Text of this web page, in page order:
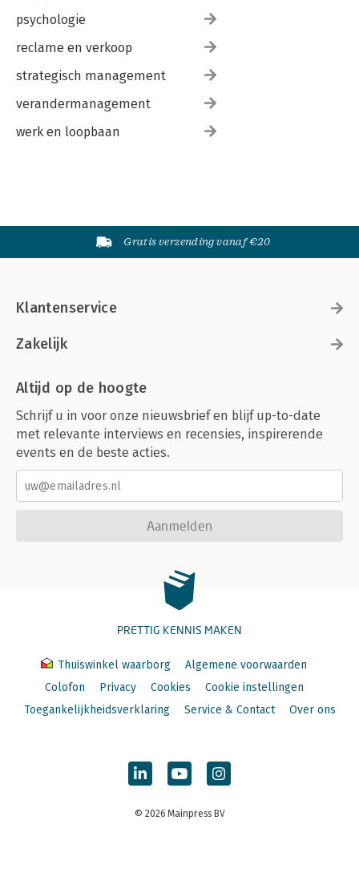
psychologie
reclame en verkoop
strategisch management
verandermanagement
werk en loopbaan
Gratis verzending vanaf €20
Klantenservice
Zakelijk
Altijd op de hoogte
Schrijf u in voor onze nieuwsbrief en blijf up-to-date
met relevante interviews en recensies, inspirerende
events en de beste acties.
Aanmelden
PRETTIG KENNIS MAKEN
Thuiswinkel waarborg
Algemene voorwaarden
Colofon
Privacy Cookies
Cookie instellingen
Toegankelijkheidsverklaring
Service & Contact Over ons
© 2026 Mainpress BV